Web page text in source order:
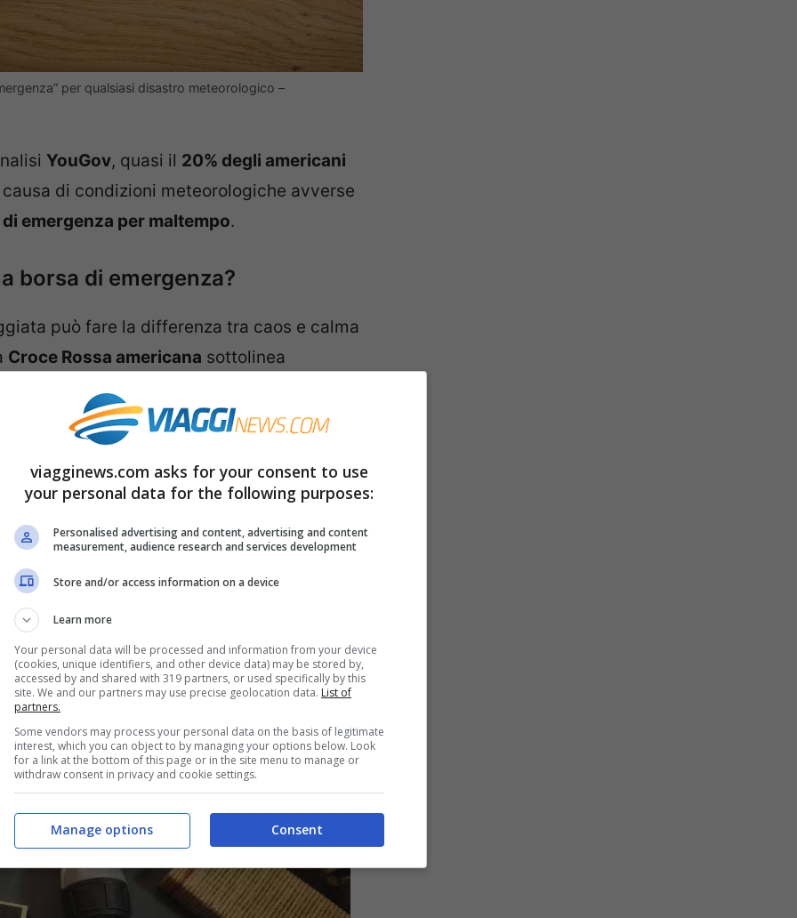
per qualsiasi disastro meteorologico –
YouGov, quasi il 20% degli americani
di condizioni meteorologiche avverse
emergenza per maltempo.
borsa di emergenza?
può fare la differenza tra caos e calma
Croce Rossa americana sottolinea
“Se non ci si prende il tempo per
verifichi un disastro, è improbabile che si
crisi”. Ma cosa dovrebbe contenere
In assenza di elettricità o reti
elettronici diventano inutilizzabili.
da
per facilitare gli scambi.
viagginews.com asks for your consent to use
your personal data for the following purposes:
Personalised advertising and content, advertising and content
measurement, audience research and services development
Store and/or access information on a device
Learn more
Your personal data will be processed and information from your device
(cookies, unique identifiers, and other device data) may be stored by,
accessed by and shared with 319 partners, or used specifically by this
site. We and our partners may use precise geolocation data. List of
partners.
Some vendors may process your personal data on the basis of legitimate
interest, which you can object to by managing your options below. Look
for a link at the bottom of this page or in the site menu to manage or
withdraw consent in privacy and cookie settings.
Consent
Manage options